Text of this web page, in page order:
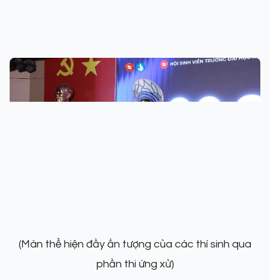
(Màn thể hiện đầy ấn tượng của các thí sinh qua
phần thi ứng xử)